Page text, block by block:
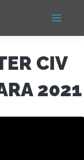
CIV
2021